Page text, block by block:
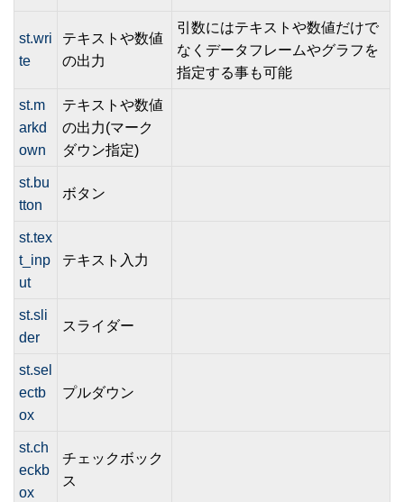
st.wri
te
テキストや数値
の出力
引数にはテキストや数値だけで
なくデータフレームやグラフを
指定する事も可能
st.m
arkd
own
テキストや数値
の出力(マーク
ダウン指定)
st.bu
tton
ボタン
st.tex
t_inp
ut
テキスト入力
st.sli
der
スライダー
st.sel
ectb
ox
プルダウン
st.ch
eckb
ox
チェックボック
ス